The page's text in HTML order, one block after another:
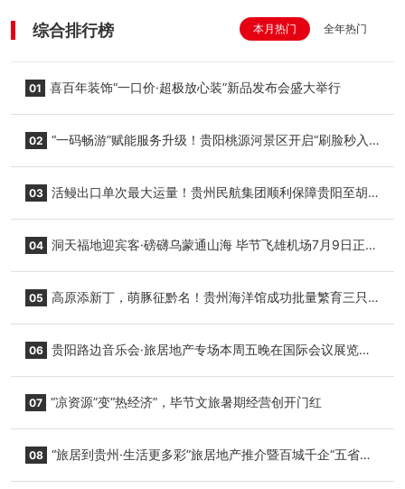
综合排行榜 本月热门 全年热门
01 喜百年装饰“一口价·超极放心装”新品发布会盛大举行
02 “一码畅游”赋能服务升级！贵阳桃源河景区开启“刷脸秒入
03 活鳗出口单次最大运量！贵州民航集团顺利保障贵阳至胡
04 洞天福地迎宾客·磅礴乌蒙通山海 毕节飞雄机场7月9日正式
05 高原添新丁，萌豚征黔名！贵州海洋馆成功批量繁育三只
06 贵阳路边音乐会·旅居地产专场本周五晚在国际会议展览中
07 “凉资源”变“热经济”，毕节文旅暑期经营创开门红
08 “旅居到贵州·生活更多彩”旅居地产推介暨百城千企“五省